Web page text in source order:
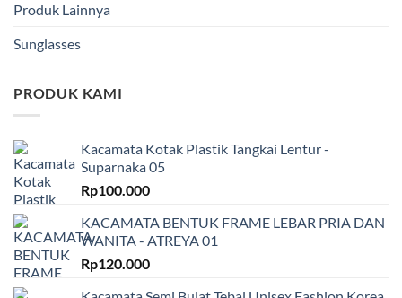
Produk Lainnya
Sunglasses
PRODUK KAMI
Kacamata Kotak Plastik Tangkai Lentur -
Suparnaka 05
Rp100.000
KACAMATA BENTUK FRAME LEBAR PRIA DAN
WANITA - ATREYA 01
Rp120.000